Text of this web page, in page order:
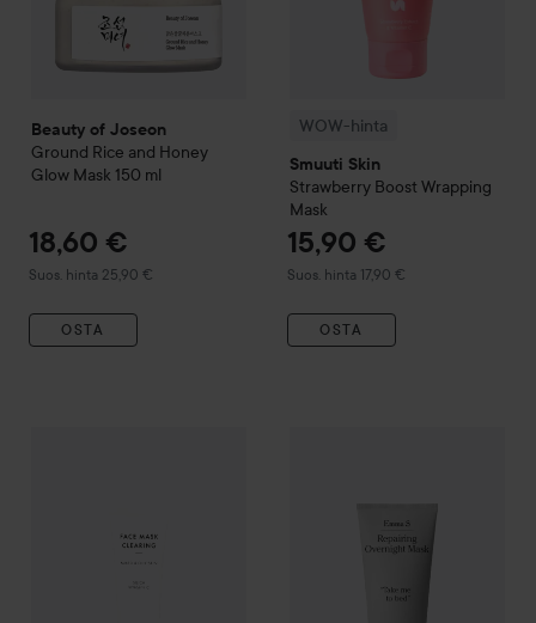
Beauty of Joseon
Ground Rice and Honey
Glow Mask 150 ml
18,60 €
Suos. hinta 25,90 €
Suositeltu hinta 25,90 €
OSTA
WOW-hinta
Smuuti Skin
Strawberry Boost Wrapping
Mask
15,90 €
Suos. hinta 17,90 €
Suositeltu hinta 17,90 €
OSTA